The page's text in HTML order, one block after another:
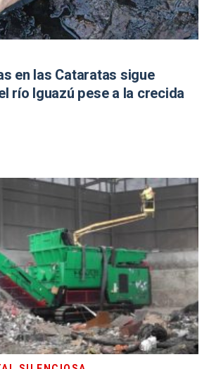
en las Cataratas sigue
río Iguazú pese a la crecida